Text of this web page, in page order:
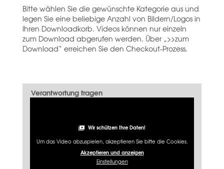
Bitte wählen Sie die gewünschte Kategorie aus und
legen Sie eine beliebige Anzahl von Bildern/Logos in
Ihren Downloadkorb. Videos können nur einzeln
zum Download abgerufen werden. Über „>>zum
Download“ erreichen Sie den Checkout-Prozess.
Verantwortung tragen
Wir schützen Ihre Daten!
Um das Video abzuspielen, akzeptieren Sie bitte die Cookies.
Akzeptieren und anzeigen
Einstellungen